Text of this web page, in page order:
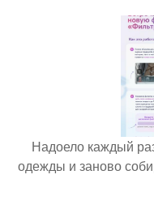
Надоело каждый
одежды и заново